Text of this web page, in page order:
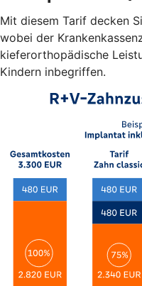
Mit diesem Tarif decken
wobei der
kieferorthopädische
Kindern inbegriffen.